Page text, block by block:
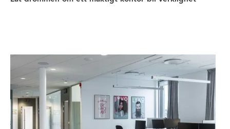
Toppmodernt citykontor på